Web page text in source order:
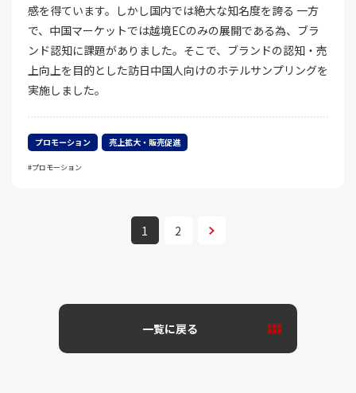
感を得ています。しかし国内では絶大な知名度を誇る 一方
で、中国マーケットでは越境ECのみの展開である為、ブラ
ンド認知に課題がありました。そこで、ブランドの認知・売
上向上を目的とした訪日中国人向けのホテルサンプリングを
実施しました。
プロモーション 売上拡大・販売促進
プロモーション
1 2
次へ
一覧に戻る